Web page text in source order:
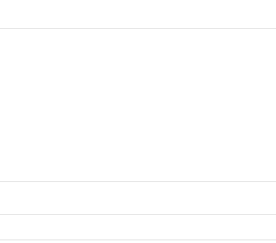
delicioase retete
carnea de